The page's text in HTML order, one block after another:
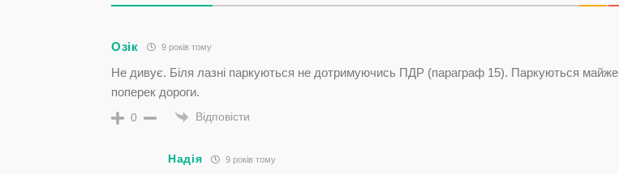
Озік 9 років тому
Не дивує. Біля лазні паркуються не дотримуючись ПДР (параграф 15). Паркуються майже
поперек дороги.
0 Відповісти
Надія 9 років тому